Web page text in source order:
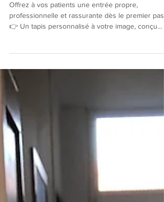
Tapis logo pour pharmacie
Offrez à vos patients une entrée propre,
l’entrée Votre logo est visible immédiatement par
vos patients.👉 Vous renforcez votre image
professionnelle et la reconnaissance de votre
Accueil plus professionnel Un environnement
propre au quotidien Nos tapis retiennent
efficacement la saleté